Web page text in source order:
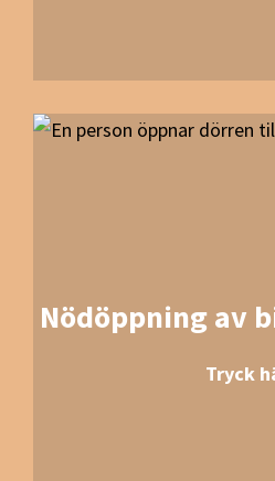
Nödöppning av
Tryck